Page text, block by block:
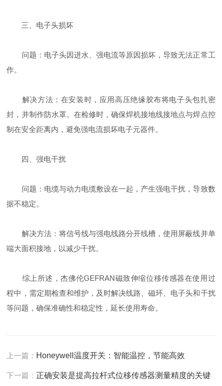
三、电子头损坏
问题：电子头因进水、强电流等原因损坏，导致无法正常工
作。
解决方法：在安装时，应用高压绝缘胶布将电子头包扎密
封，并制作防水罩。在检修时，确保焊机接地线接地点与焊点控
制在安全距离内，避免强电流损坏电子元器件。
四、强电干扰
问题：电缆与动力电缆敷设在一起，产生强电干扰，导致数
据不稳定。
解决方法：将信号线与强电线路分开线槽，使用屏蔽线并单
端大面积接地，以减少干扰。
综上所述，杰佛伦GEFRAN磁致伸缩位移传感器在使用过
程中，需定期检查和维护，及时解决线路、磁环、电子头和干扰
等问题，确保准确性和稳定性，延长使用寿命。
上一篇： Honeywell温度开关：智能温控，节能高效
下一篇： 正确安装是提高拉杆式位移传感器测量精度的关键